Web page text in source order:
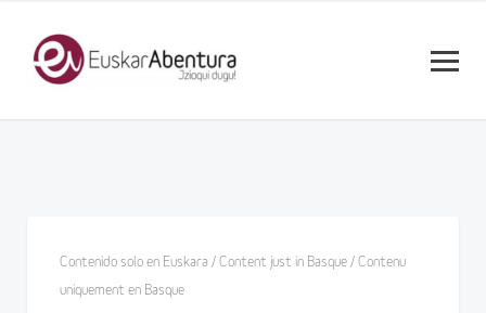
Contenido solo en Euskara / Content just in Basque / Contenu
uniquement en Basque